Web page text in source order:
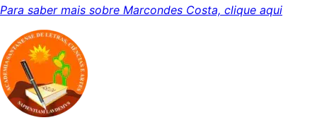
Para saber mais sobre Marcondes Costa, clique aqui